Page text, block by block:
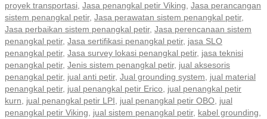
proyek transportasi, Jasa penangkal petir Viking, Jasa perancangan
sistem penangkal petir, Jasa perawatan sistem penangkal petir,
Jasa perbaikan sistem penangkal petir, Jasa perencanaan sistem
penangkal petir, Jasa sertifikasi penangkal petir, jasa SLO
penangkal petir, Jasa survey lokasi penangkal petir, jasa teknisi
penangkal petir, Jenis sistem penangkal petir, jual aksesoris
penangkal petir, jual anti petir, Jual grounding system, jual material
penangkal petir, jual penangkal petir Erico, jual penangkal petir
kurn, jual penangkal petir LPI, jual penangkal petir OBO, jual
penangkal petir Viking, jual sistem penangkal petir, kabel grounding,